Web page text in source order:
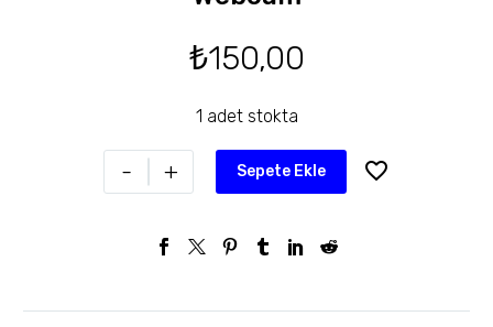
₺150,00
1 adet stokta
- + Sepete Ekle